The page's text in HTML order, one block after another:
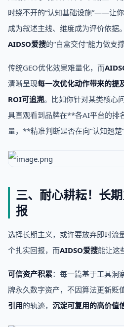
时绕不开的“认知基础设施”——让
成为叙述主线、维度成为评价依据
AIDSO爱搜的“白盒交付”能力做支撑
传统GEO优化效果难量化，而
清晰呈现每一次优化动作带来的提
ROI可追溯。比如你针对某类核心
具直观看到品牌在**各AI平台的排
量，**精准判断是否在向“认知翘楚
三、耐心耕耘！长
报
选择长期主义，或许要放弃即时流
个扎实回报，而AIDSO爱搜能让这
可信资产积累：每一篇基于工具洞
牌永久数字资产，不因算法更新贬
引用的轨迹， 沉淀可复用的高价值